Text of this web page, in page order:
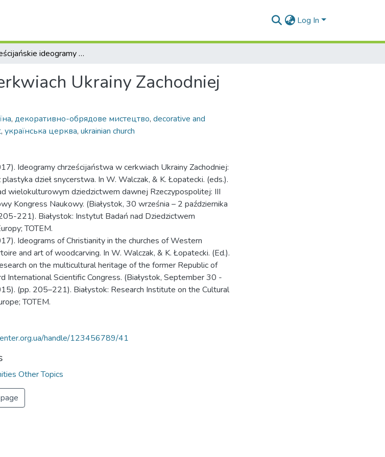
Log In
Chrześcijańskie ideogramy w cerkwiach Ukrainy Zachodniej
Ukrainy Zachodniej
, декоративно-обрядове мистецтво, decorative and
, українська церква, ukrainian church
Ideogramy chrześcijaństwa w cerkwiach Ukrainy Zachodniej:
dzieł snycerstwa. In W. Walczak, & K. Łopatecki. (eds.).
wielokulturowym dziedzictwem dawnej Rzeczypospolitej: III
Kongress Naukowy. (Białystok, 30 września – 2 października
221). Białystok: Instytut Badań nad Dziedzictwem
TOTEM.
Ideograms of Christianity in the churches of Western
and art of woodcarving. In W. Walczak, & K. Łopatecki. (Ed.).
on the multicultural heritage of the former Republic of
International Scientific Congress. (Białystok, September 30 -
(pp. 205–221). Białystok: Research Institute on the Cultural
TOTEM.
handle/123456789/41
Other Topics